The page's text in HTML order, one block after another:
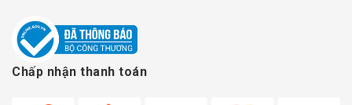
Chấp nhận thanh toán